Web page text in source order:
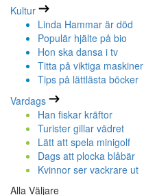
Kultur
Linda Hammar är död
Populär hjälte på bio
Hon ska dansa i tv
Titta på viktiga maskiner
Tips på lättlästa böcker
Vardags
Han fiskar kräftor
Turister gillar vädret
Lätt att spela minigolf
Dags att plocka blåbär
Kvinnor ser vackrare ut
Alla Väljare